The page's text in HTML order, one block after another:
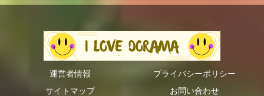
運営者情報
プライバシーポリシー
サイトマップ
お問い合わせ